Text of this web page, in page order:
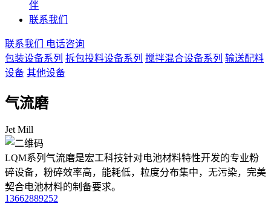
伴
联系我们
联系我们
电话咨询
包装设备系列 拆包投料设备系列 搅拌混合设备系列 输送配料
设备 其他设备
气流磨
Jet Mill
LQM系列气流磨是宏工科技针对电池材料特性开发的专业粉
碎设备，粉碎效率高，能耗低，粒度分布集中，无污染，完美
契合电池材料的制备要求。
13662889252